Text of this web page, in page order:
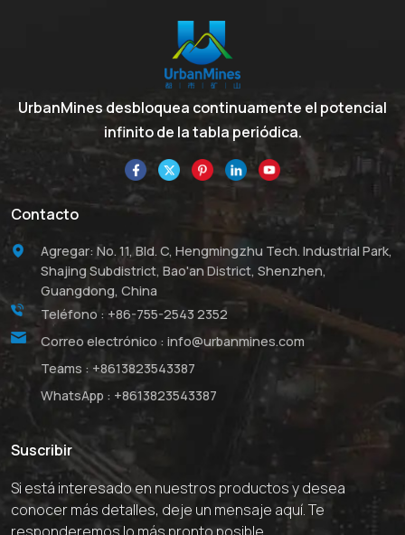
UrbanMines desbloquea continuamente el potencial
infinito de la tabla periódica.
Contacto
Agregar: No. 11, Bld. C, Hengmingzhu Tech. Industrial Park,
Shajing Subdistrict, Bao'an District, Shenzhen,
Guangdong, China
Teléfono : +86-755-2543 2352
Correo electrónico : info@urbanmines.com
Teams : +8613823543387
WhatsApp : +8613823543387
Suscribir
Si está interesado en nuestros productos y desea
conocer más detalles, deje un mensaje aquí. Te
responderemos lo más pronto posible.